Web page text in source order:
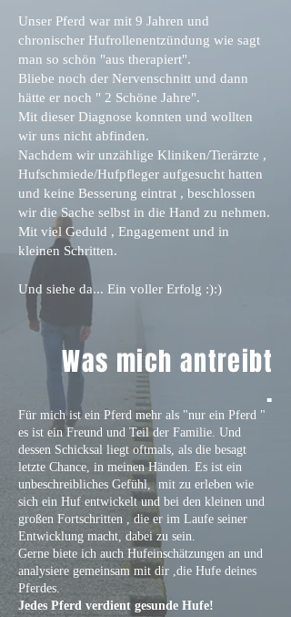
Unser Pferd war mit 9 Jahren und
chronischer Hufrollenentzündung wie sagt
man so schön "aus therapiert".
Bliebe noch der Nervenschnitt und dann
hätte er noch " 2 Schöne Jahre".
Mit dieser Diagnose konnten und wollten
wir uns nicht abfinden.
Nachdem wir unzählige Kliniken/Tierärzte ,
Hufschmiede/Hufpfleger aufgesucht hatten
und keine Besserung eintrat , beschlossen
wir die Sache selbst in die Hand zu nehmen.
Mit viel Geduld , Engagement und in
kleinen Schritten.
Und siehe da... Ein voller Erfolg :):)
Was mich antreibt
.
Für mich ist ein Pferd mehr als "nur ein Pferd "
es ist ein Freund und Teil der Familie. Und
dessen Schicksal liegt oftmals, als die besagt
letzte Chance, in meinen Händen. Es ist ein
unbeschreibliches Gefühl, mit zu erleben wie
sich ein Huf entwickelt und bei den kleinen und
großen Fortschritten , die er im Laufe seiner
Entwicklung macht, dabei zu sein.
Gerne biete ich auch Hufeinschätzungen an und
analysiere gemeinsam mit dir ,die Hufe deines
Pferdes.
Jedes Pferd verdient gesunde Hufe!